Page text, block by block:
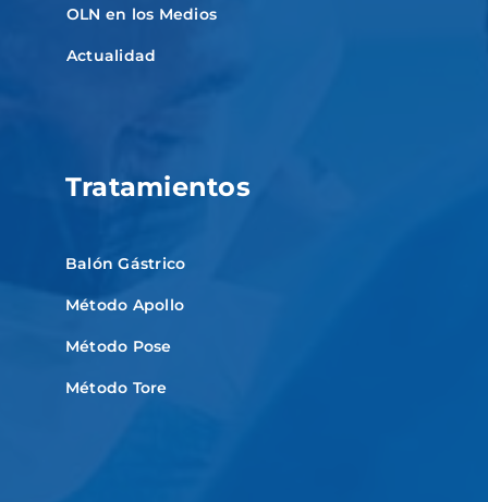
OLN en los Medios
Actualidad
Tratamientos
Balón Gástrico
Método Apollo
Método Pose
Método Tore